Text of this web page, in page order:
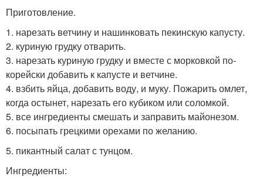
Приготовление.
1. нарезать ветчину и нашинковать пекинскую капусту.
2. куриную грудку отварить.
3. нарезать куриную грудку и вместе с морковкой по-
корейски добавить к капусте и ветчине.
4. взбить яйца, добавить воду, и муку. Пожарить омлет,
когда остынет, нарезать его кубиком или соломкой.
5. все ингредиенты смешать и заправить майонезом.
6. посыпать грецкими орехами по желанию.
5. пикантный салат с тунцом.
Ингредиенты: